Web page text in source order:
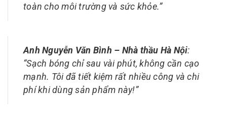
toàn cho môi trường và sức khỏe.”
Anh Nguyễn Văn Bình – Nhà thầu Hà Nội:
“Sạch bóng chỉ sau vài phút, không cần cạo
mạnh. Tôi đã tiết kiệm rất nhiều công và chi
phí khi dùng sản phẩm này!”